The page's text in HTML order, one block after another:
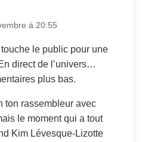
à 20:55
le public pour une
direct de l’univers…
plus bas.
ton rassembleur avec
le moment qui a tout
Kim Lévesque-Lizotte